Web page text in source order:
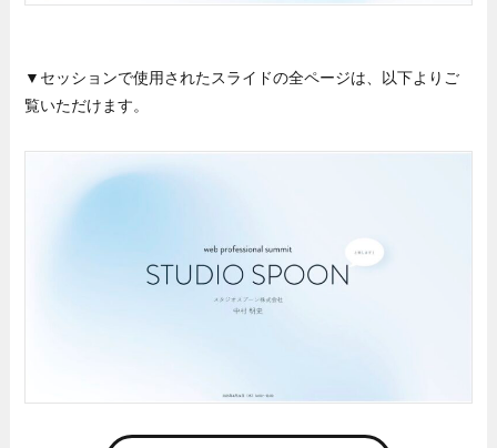
▼セッションで使用されたスライドの全ページは、以下よりご
覧いただけます。